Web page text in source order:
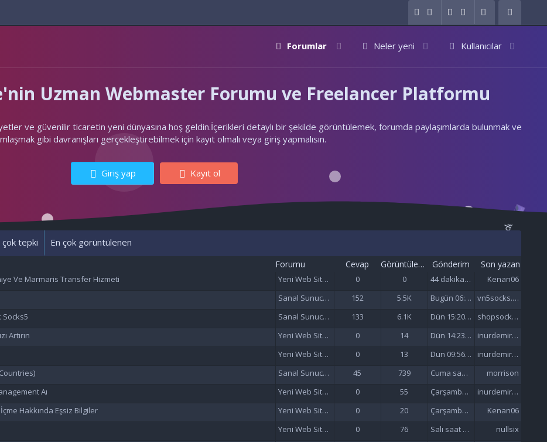
Forumlar Neler yeni Kullanıcılar
Uzman Webmaster Forumu ve Freelancer Platformu
ve güvenilir ticaretin yeni dünyasına hoş geldin.İçerikleri detaylı bir şekilde görüntülemek, forumda paylaşımlarda bulunmak ve
gibi davranışları gerçekleştirebilmek için kayıt olmalı veya giriş yapmalısın.
Giriş yap Kayıt ol
çok tepki En çok görüntülenen
Forumu Cevap Görüntüleme Gönderim Son yazan
Ve Marmaris Transfer Hizmeti Yeni Web Siteleri - Site Tanıtımı 0 0 44 dakika önce Kenan06
Sanal Sunucu (VDS/VPS) 152 5.5K Bugün 06:18 vn5socks.net
Socks5 Sanal Sunucu (VDS/VPS) 133 6.1K Dün 15:20 da shopsocks5
Artırın Yeni Web Siteleri - Site Tanıtımı 0 14 Dün 14:23 da inurdemirelseo
Yeni Web Siteleri - Site Tanıtımı 0 13 Dün 09:56 da inurdemirelseo
Sanal Sunucu (VDS/VPS) 45 739 Cuma saat 21:52'de morrison
Aı Yeni Web Siteleri - Site Tanıtımı 0 55 Çarşamba saat 21:57'de inurdemirelseo
Hakkında Eşsiz Bilgiler Yeni Web Siteleri - Site Tanıtımı 0 20 Çarşamba saat 21:33'de Kenan06
Yeni Web Siteleri - Site Tanıtımı 0 76 Salı saat 15:47'de nullsix